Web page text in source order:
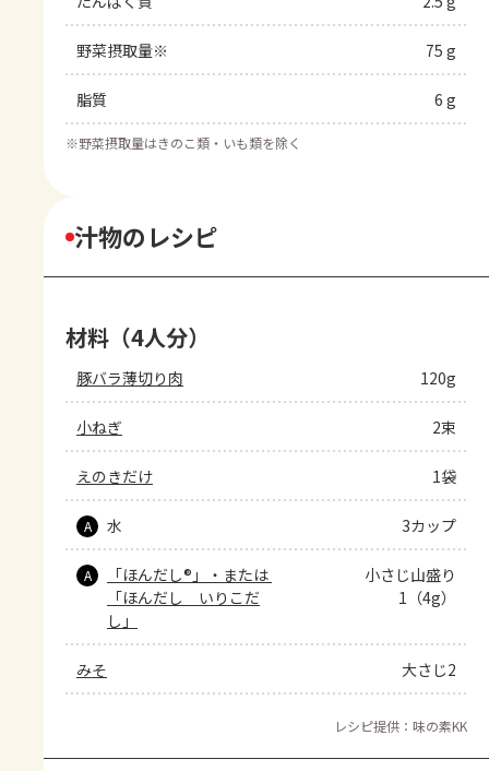
野菜摂取量※ 75 g
脂質 6 g
※野菜摂取量はきのこ類・いも類を除く
汁物のレシピ
材料（4人分）
豚バラ薄切り肉 120g
小ねぎ 2束
えのきだけ 1袋
A 水 3カップ
A
「ほんだし®」・または
「ほんだし　いりこだ
し」
小さじ山盛り
1（4g）
みそ 大さじ2
レシピ提供：味の素KK